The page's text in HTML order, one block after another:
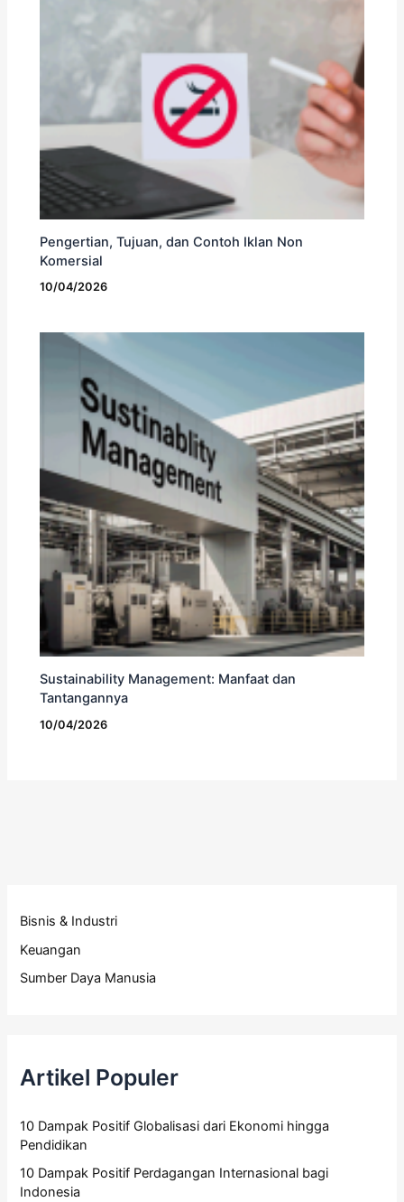
Pengertian, Tujuan, dan Contoh Iklan Non
Komersial
10/04/2026
Sustainability Management: Manfaat dan
Tantangannya
10/04/2026
Bisnis & Industri
Keuangan
Sumber Daya Manusia
Artikel Populer
10 Dampak Positif Globalisasi dari Ekonomi hingga
Pendidikan
10 Dampak Positif Perdagangan Internasional bagi
Indonesia